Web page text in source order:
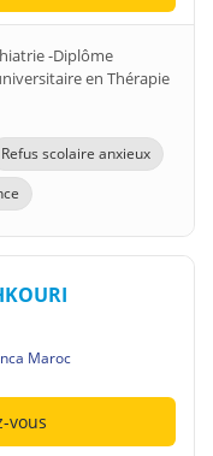
-Diplôme
en Thérapie
Refus scolaire anxieux
Maroc
vous